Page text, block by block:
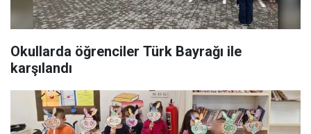
Okullarda öğrenciler Türk Bayrağı ile
karşılandı